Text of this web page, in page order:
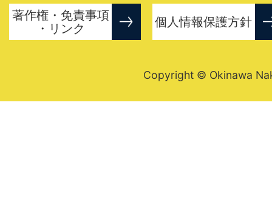
著作権・免責事項
・リンク
個人情報保護方針
Copyright © Okinawa